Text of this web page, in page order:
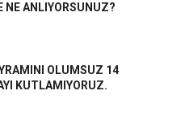
NE ANLIYORSUNUZ?
OLUMSUZ 14
KUTLAMIYORUZ.